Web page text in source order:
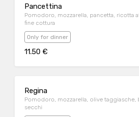
Pancettina
Pomodoro, mozzarella, pancetta, ricotta
fine cottura
Only for dinner
11.50 €
Regina
Pomodoro, mozzarella, olive taggiasche,
secchi